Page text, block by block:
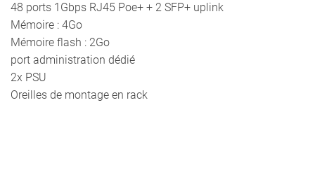
2x
10Gbps
uplink
48 ports 1Gbps RJ45 Poe+ + 2 SFP+ uplink
Mémoire : 4Go
Mémoire flash : 2Go
port administration dédié
2x PSU
Oreilles de montage en rack